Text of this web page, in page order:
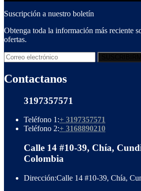
Suscripción a nuestro boletín
Obtenga toda la información más reciente
ofertas.
Contactanos
3197357571
Teléfono 1:+ 3197357571
Teléfono 2:+ 3168890210
Calle 14 #10-39, Chía,
Colombia
Dirección:Calle 14 #10-39, Chía,